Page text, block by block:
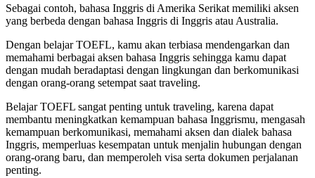
Sebagai contoh, bahasa Inggris di Amerika Serikat memiliki aksen
yang berbeda dengan bahasa Inggris di Inggris atau Australia.
Dengan belajar TOEFL, kamu akan terbiasa mendengarkan dan
memahami berbagai aksen bahasa Inggris sehingga kamu dapat
dengan mudah beradaptasi dengan lingkungan dan berkomunikasi
dengan orang-orang setempat saat traveling.
Belajar TOEFL sangat penting untuk traveling, karena dapat
membantu meningkatkan kemampuan bahasa Inggrismu, mengasah
kemampuan berkomunikasi, memahami aksen dan dialek bahasa
Inggris, memperluas kesempatan untuk menjalin hubungan dengan
orang-orang baru, dan memperoleh visa serta dokumen perjalanan
penting.